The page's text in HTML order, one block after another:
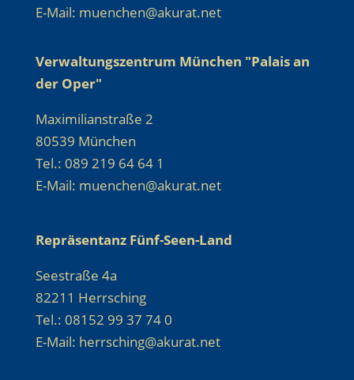
E-Mail: muenchen@akurat.net
Verwaltungszentrum München "Palais an
der Oper"
Maximilianstraße 2
80539 München
Tel.: 089 219 64 64 1
E-Mail: muenchen@akurat.net
Repräsentanz Fünf-Seen-Land
Seestraße 4a
82211 Herrsching
Tel.: 08152 99 37 74 0
E-Mail: herrsching@akurat.net